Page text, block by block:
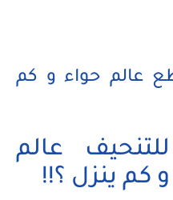
عالم حواء و كم
عالم
كم ينزل ؟!!